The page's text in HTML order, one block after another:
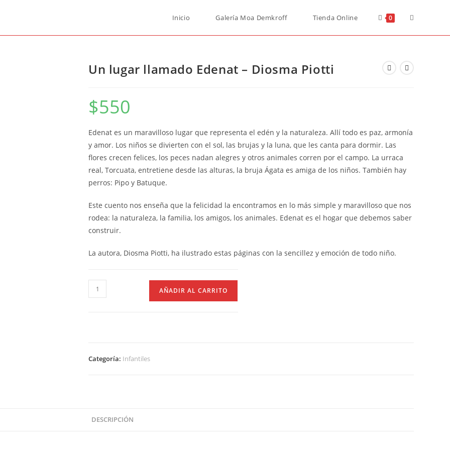
Inicio Galería Moa Demkroff Tienda Online 0
Un lugar llamado Edenat – Diosma Piotti
$550
Edenat es un maravilloso lugar que representa el edén y la naturaleza. Allí todo es paz, armonía
y amor. Los niños se divierten con el sol, las brujas y la luna, que les canta para dormir. Las
flores crecen felices, los peces nadan alegres y otros animales corren por el campo. La urraca
real, Torcuata, entretiene desde las alturas, la bruja Ágata es amiga de los niños. También hay
perros: Pipo y Batuque.
Este cuento nos enseña que la felicidad la encontramos en lo más simple y maravilloso que nos
rodea: la naturaleza, la familia, los amigos, los animales. Edenat es el hogar que debemos saber
construir.
La autora, Diosma Piotti, ha ilustrado estas páginas con la sencillez y emoción de todo niño.
AÑADIR AL CARRITO
Categoría: Infantiles
DESCRIPCIÓN